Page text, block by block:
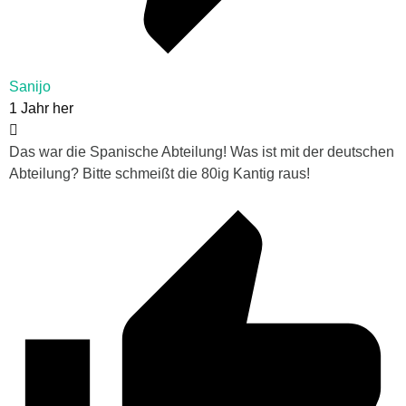
Sanijo
1 Jahr her
Das war die Spanische Abteilung! Was ist mit der deutschen
Abteilung? Bitte schmeißt die 80ig Kantig raus!